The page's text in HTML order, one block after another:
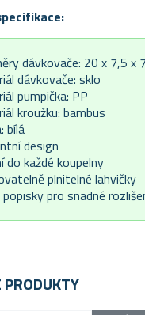
dávkovače: 20 x 7,5 x
dávkovače: sklo
pumpička: PP
kroužku: bambus
bílá
design
do každé koupelny
plnitelné lahvičky
popisky pro snadné